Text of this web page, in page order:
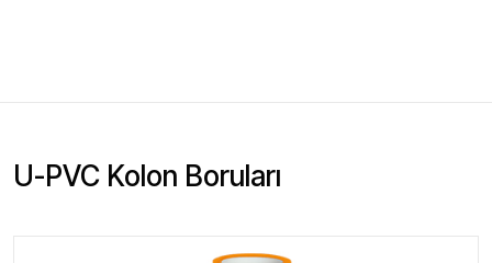
U-PVC Kolon Boruları